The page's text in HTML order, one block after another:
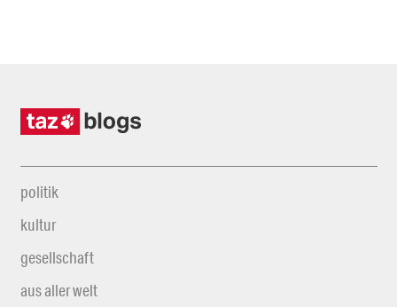
politik
kultur
gesellschaft
aus aller welt